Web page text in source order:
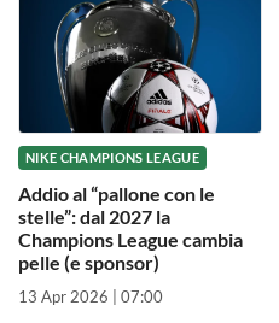
NIKE CHAMPIONS LEAGUE
Addio al “pallone con le
stelle”: dal 2027 la
Champions League cambia
pelle (e sponsor)
13 Apr 2026 | 07:00